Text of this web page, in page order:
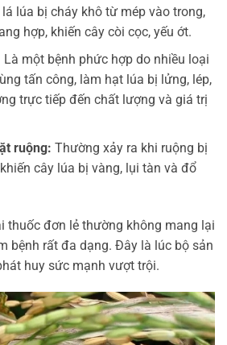
lúa bị cháy khô từ mép vào trong,
hợp, khiến cây còi cọc, yếu ớt.
Là một bệnh phức hợp do nhiều loại
tấn công, làm hạt lúa bị lửng, lép,
trực tiếp đến chất lượng và giá trị
ruộng: Thường xảy ra khi ruộng bị
cây lúa bị vàng, lụi tàn và đổ
thuốc đơn lẻ thường không mang lại
bệnh rất đa dạng. Đây là lúc bộ sản
huy sức mạnh vượt trội.